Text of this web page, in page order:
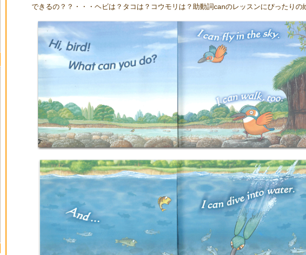
できるの？？・・・ヘビは？タコは？コウモリは？助動詞canのレッスンにぴったりの